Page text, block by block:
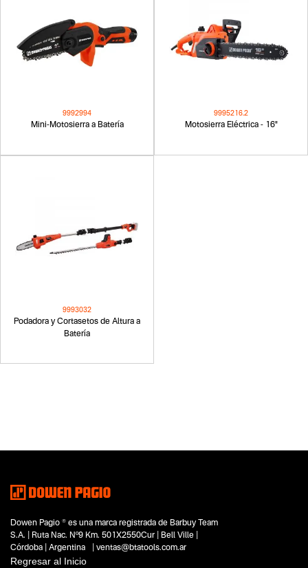
Mini-Motosierra a Batería
9992994
Motosierra Eléctrica - 16"
9995216.2
Podadora y Cortasetos de Altura a
Batería
9993032
Dowen Pagio ® es una marca registrada de Barbuy Team
S.A. | Ruta Nac. Nº9 Km. 501X2550Cur | Bell Ville |
Córdoba | Argentina | ventas@btatools.com.ar
Regresar al Inicio